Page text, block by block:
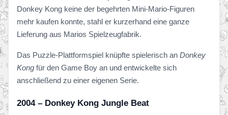
Donkey Kong keine der begehrten Mini-Mario-Figuren
mehr kaufen konnte, stahl er kurzerhand eine ganze
Lieferung aus Marios Spielzeugfabrik.
Das Puzzle-Plattformspiel knüpfte spielerisch an Donkey
Kong für den Game Boy an und entwickelte sich
anschließend zu einer eigenen Serie.
2004 – Donkey Kong Jungle Beat